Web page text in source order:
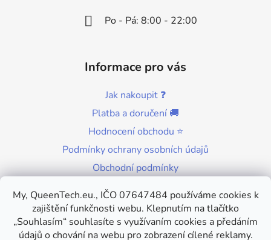
My, QueenTech.eu., IČO 07647484 používáme cookies k
zajištění funkčnosti webu. Klepnutím na tlačítko
„Souhlasím“ souhlasíte s využívaním cookies a předáním
údajů o chování na webu pro zobrazení cílené reklamy.
Po - Pá: 8:00 - 22:00
Informace pro vás
Jak nakoupit ❓
Platba a doručení 🚚
Hodnocení obchodu ⭐
Podmínky ochrany osobních údajů
Obchodní podmínky